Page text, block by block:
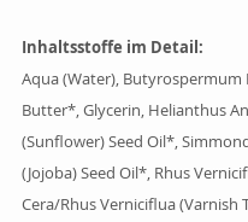
Inhaltsstoffe im Detail:
Aqua (Water), Butyrospermum
Butter*, Glycerin, Helianthus
(Sunflower) Seed Oil*,
(Jojoba) Seed Oil*, Rhus
Cera/Rhus Verniciflua (Varnish